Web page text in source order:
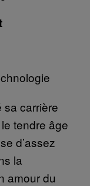
sa carrière
tendre âge
d’assez
la
amour du